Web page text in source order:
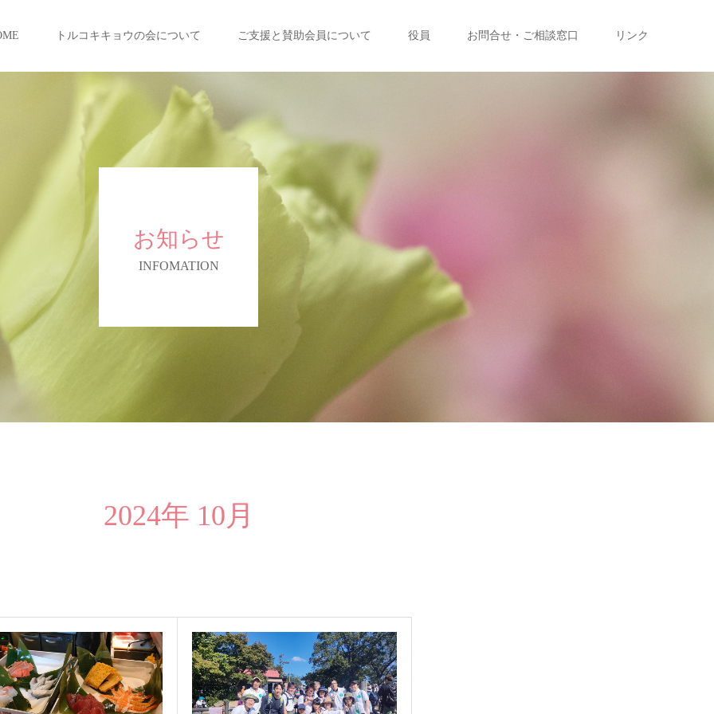
トルコキキョウの会について ご支援と賛助会員について 役員 お問合せ・ご相談窓口 リンク
お知らせ
INFOMATION
2024年 10月